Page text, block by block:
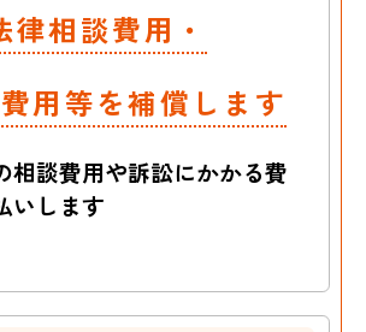
律相談費用・
用等を補償します
相談費用や訴訟にかかる費
いします